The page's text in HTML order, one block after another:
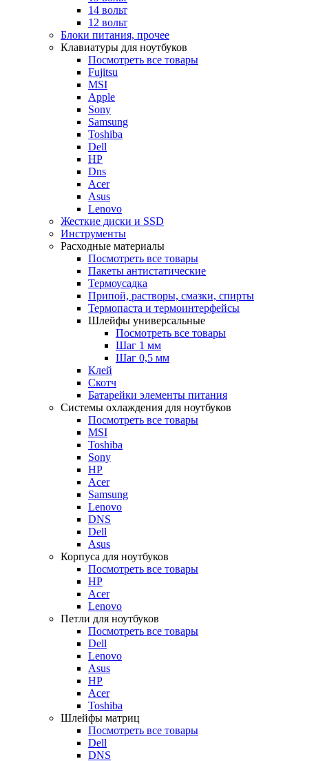
14 вольт
12 вольт
Блоки питания, прочее
Клавиатуры для ноутбуков
Посмотреть все товары
Fujitsu
MSI
Apple
Sony
Samsung
Toshiba
Dell
HP
Dns
Acer
Asus
Lenovo
Жесткие диски и SSD
Инструменты
Расходные материалы
Посмотреть все товары
Пакеты антистатические
Термоусадка
Припой, растворы, смазки, спирты
Термопаста и термоинтерфейсы
Шлейфы универсальные
Посмотреть все товары
Шаг 1 мм
Шаг 0,5 мм
Клей
Скотч
Батарейки элементы питания
Системы охлаждения для ноутбуков
Посмотреть все товары
MSI
Toshiba
Sony
HP
Acer
Samsung
Lenovo
DNS
Dell
Asus
Корпуса для ноутбуков
Посмотреть все товары
HP
Acer
Lenovo
Петли для ноутбуков
Посмотреть все товары
Dell
Lenovo
Asus
HP
Acer
Toshiba
Шлейфы матриц
Посмотреть все товары
Dell
DNS